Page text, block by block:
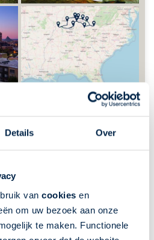
Details Over
van cookies en
om uw bezoek aan onze
te maken. Functionele
Kentucky - Blue
per auto | 20 dagen |
of langer
Kentucky